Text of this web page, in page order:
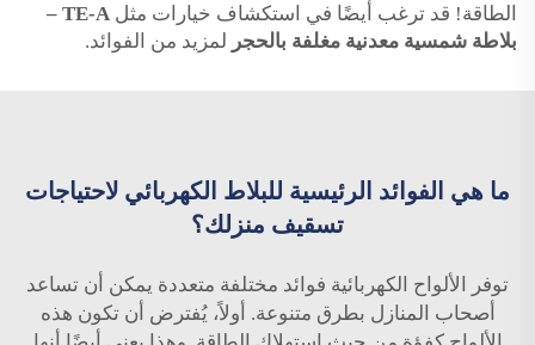
الطاقة! قد ترغب أيضًا في استكشاف خيارات مثل
TE-A –
بلاطة شمسية معدنية مغلفة بالحجر لمزيد من الفوائد.
ما هي الفوائد الرئيسية للبلاط الكهربائي لاحتياجات
تسقيف منزلك؟
توفر الألواح الكهربائية فوائد مختلفة متعددة يمكن أن تساعد
أصحاب المنازل بطرق متنوعة. أولاً، يُفترض أن تكون هذه